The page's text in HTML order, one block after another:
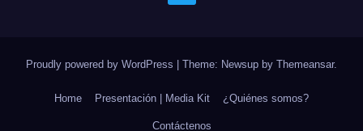
Proudly powered by WordPress | Theme: Newsup by Themeansar.
Home Presentación | Media Kit ¿Quiénes somos?
Contáctenos